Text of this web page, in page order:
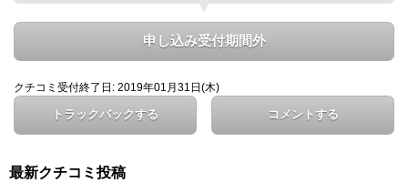
申し込み受付期間外
クチコミ受付終了日: 2019年01月31日(木)
トラックバックする コメントする
最新クチコミ投稿